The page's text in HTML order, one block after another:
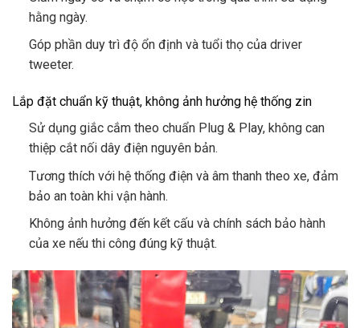
hằng ngày.
Góp phần duy trì độ ổn định và tuổi thọ của driver
tweeter.
Lắp đặt chuẩn kỹ thuật, không ảnh hưởng hệ thống zin
Sử dụng giắc cắm theo chuẩn Plug & Play, không can
thiệp cắt nối dây điện nguyên bản.
Tương thích với hệ thống điện và âm thanh theo xe, đảm
bảo an toàn khi vận hành.
Không ảnh hưởng đến kết cấu và chính sách bảo hành
của xe nếu thi công đúng kỹ thuật.